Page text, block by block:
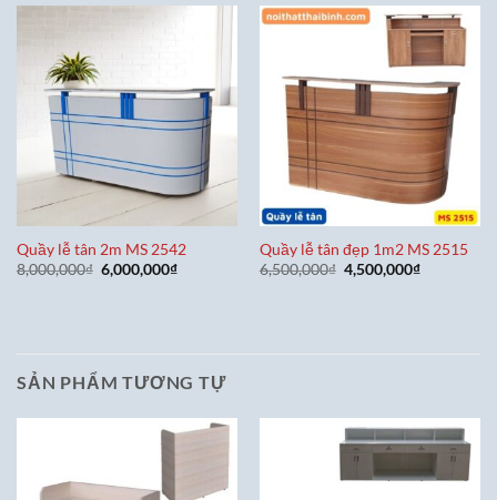
7,100,000₫.
Quầy lễ tân 2m MS 2542
8,000,000₫ Giá
gốc
6,000,000₫Giá
Quầy lễ tân đẹp 1m2 MS 2515
6,500,000₫ Giá
gốc
4,500,000₫Giá
SẢN PHẨM TƯƠNG TỰ